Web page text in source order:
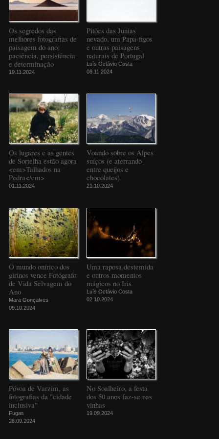
Os segredos das
melhores fotografias de
paisagem do ano:
paciência, persistência
e determinação
19.11.2024
Pitões das Junias
nevado, um Papa-figos
e outras paisagens
naturais de Portugal
Luís Octávio Costa
08.11.2024
Os lugares e as gentes
de Sortelha estão agora
<em>Talhados na
Pedra</em>
01.11.2024
Voando sobre os Alpes
suíços (e aterrando
entre queijos e
chocolates)
21.10.2024
O mundo onírico dos
girinos vence Fotógrafo
de Vida Selvagem do
Ano
Mara Gonçalves
09.10.2024
Uma raposa destemida
e outros momentos
mágicos no Iris
Luís Octávio Costa
02.10.2024
Póvoa de Varzim, as
fotografias da "cidade
inclusiva"
Fugas
26.09.2024
No Soalheiro, a festa
dos 50 anos faz-se nas
vinhas
19.09.2024